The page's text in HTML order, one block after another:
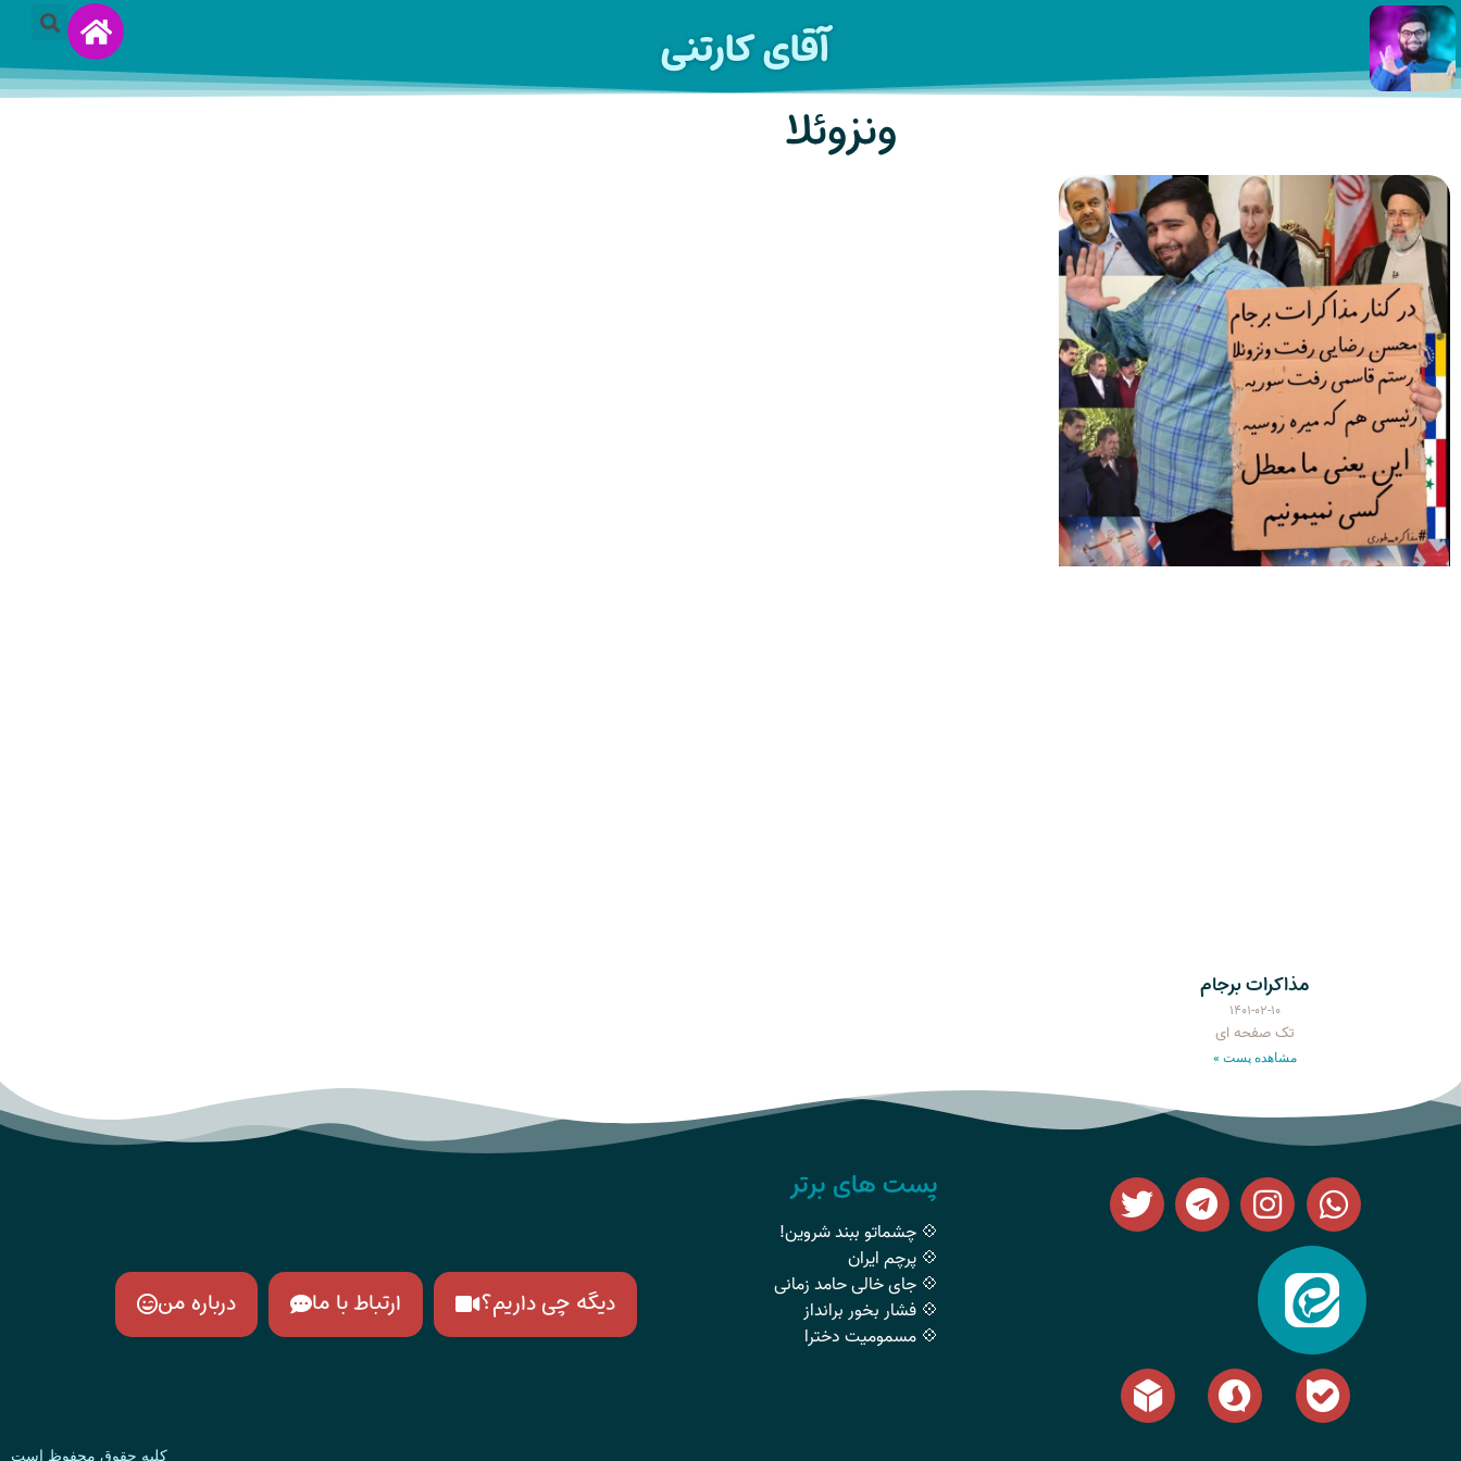
آقای کارتنی
ونزوئلا
مذاکرات برجام
۱۴۰۱-۰۲-۱۰
تک صفحه ای
مشاهده پست »
پست های برتر
💠 چشماتو ببند شروین!
💠 پرچم ایران
💠 جای خالی حامد زمانی
💠 فشار بخور برانداز
💠 مسمومیت دخترا
دیگه چی داریم؟ ارتباط با ما درباره من
کلیه حقوق محفوظ است